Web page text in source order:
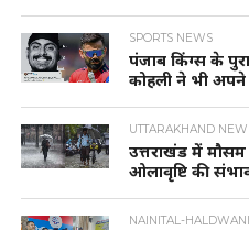
SPORTS NEWS
पंजाब किंग्स के
कोहली ने भी अपने
UTTARAKHAND
उत्तराखंड में
ओलावृष्टि की
NAINITAL-